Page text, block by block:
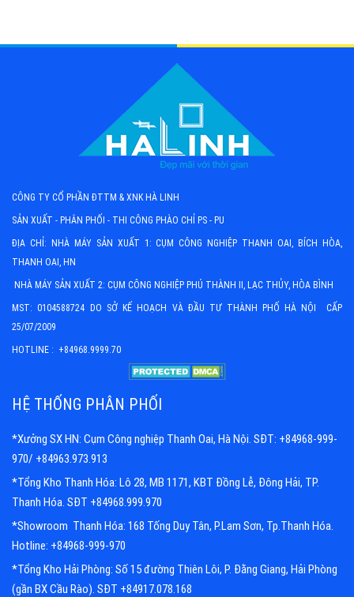
CÔNG TY CỔ PHẦN ĐTTM & XNK HÀ LINH
SẢN XUẤT - PHÂN PHỐI - THI CÔNG PHÀO CHỈ PS - PU
ĐỊA CHỈ: NHÀ MÁY SẢN XUẤT 1: CỤM CÔNG NGHIỆP THANH OAI, BÍCH HÒA,
THANH OAI, HN
NHÀ MÁY SẢN XUẤT 2: CỤM CÔNG NGHIỆP PHÚ THÀNH II, LẠC THỦY, HÒA BÌNH
MST: 0104588724 DO SỞ KẾ HOẠCH VÀ ĐẦU TƯ THÀNH PHỐ HÀ NỘI CẤP
25/07/2009
HOTLINE : +84968.9999.70
HỆ THỐNG PHÂN PHỐI
*Xưởng SX HN: Cụm Công nghiệp Thanh Oai, Hà Nội. SĐT: +84968-999-
970/ +84963.973.913
*Tổng Kho Thanh Hóa: Lô 28, MB 1171, KBT Đồng Lễ, Đông Hải, TP.
Thanh Hóa. SĐT +84968.999.970
*Showroom Thanh Hóa: 168 Tống Duy Tân, P.Lam Sơn, Tp.Thanh Hóa.
Hotline: +84968-999-970
*Tổng Kho Hải Phòng: Số 15 đường Thiên Lôi, P. Đằng Giang, Hải Phòng
(gần BX Cầu Rào). SĐT +84917.078.168